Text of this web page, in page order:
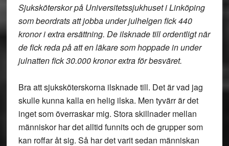
Sjuksköterskor på Universitetssjukhuset i Linköping
som beordrats att jobba under julhelgen fick 440
kronor i extra ersättning. De ilsknade till ordentligt när
de fick reda på att en läkare som hoppade in under
julnatten fick 30.000 kronor extra för besväret.
Bra att sjuksköterskorna ilsknade till. Det är vad jag
skulle kunna kalla en helig ilska. Men tyvärr är det
inget som överraskar mig. Stora skillnader mellan
människor har det alltid funnits och de grupper som
kan roffar åt sig. Så har det varit sedan människan